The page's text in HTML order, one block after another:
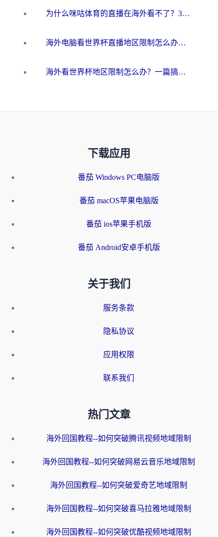
为什么咪咕体育的直播在海外看不了？3步解决海外看世界杯+抖音地区限制难题
海外电脑看世界杯直播地区限制怎么办？你需要一个聪明的加速器
海外看世界杯地区限制怎么办？一篇搞定咪咕视频播放+国内资源无缝访问指南
下载应用
番茄 Windows PC电脑版
番茄 macOS苹果电脑版
番茄 ios苹果手机版
番茄 Android安卓手机版
关于我们
服务条款
隐私协议
应用权限
联系我们
热门文章
海外回国教程--如何突破腾讯视频地域限制
海外回国教程--如何突破网易云音乐地域限制
海外回国教程--如何突破爱奇艺地域限制
海外回国教程--如何突破喜马拉雅地域限制
海外回国教程--如何突破优酷视频地域限制